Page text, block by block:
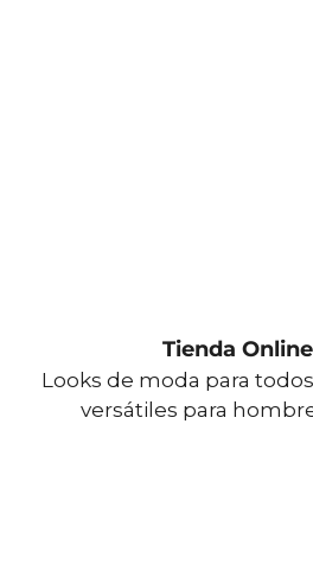
Tienda
Looks de moda para
versátiles para